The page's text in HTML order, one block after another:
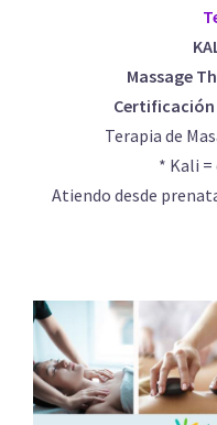
Massage
Certificación
Terapia de
* Kali =
Atiendo desde